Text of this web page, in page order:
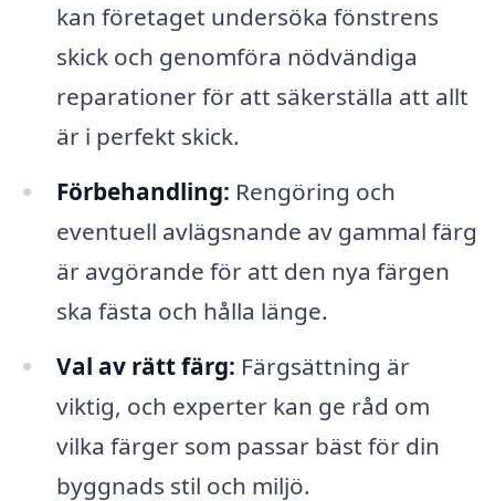
kan företaget undersöka fönstrens
skick och genomföra nödvändiga
reparationer för att säkerställa att allt
är i perfekt skick.
Förbehandling: Rengöring och
eventuell avlägsnande av gammal färg
är avgörande för att den nya färgen
ska fästa och hålla länge.
Val av rätt färg: Färgsättning är
viktig, och experter kan ge råd om
vilka färger som passar bäst för din
byggnads stil och miljö.